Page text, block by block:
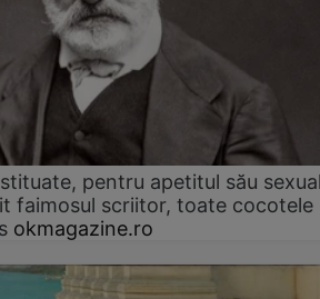
pentru apetitul său
faimosul scriitor, toate cocotele
okmagazine.ro